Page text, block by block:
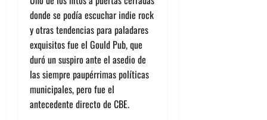
donde se podía escuchar indie rock
y otras tendencias para paladares
exquisitos fue el Gould Pub, que
duró un suspiro ante el asedio de
las siempre paupérrimas políticas
municipales, pero fue el
antecedente directo de CBE.